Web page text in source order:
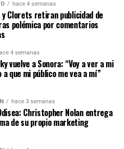
hace 4 semanas
y Clorets retiran publicidad de
polémica por comentarios
4 semanas
vuelve a Sonora: “Voy a ver a mi
que mi público me vea a mí”
hace 3 semanas
Christopher Nolan entrega
de su propio marketing